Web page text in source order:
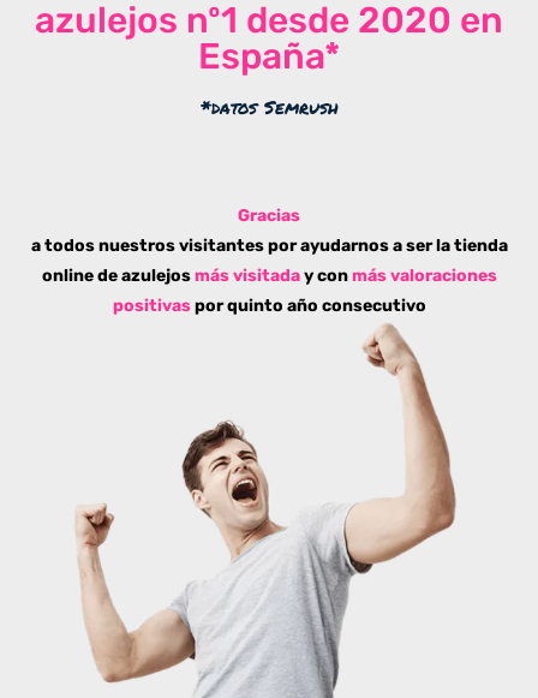
azulejos nº1 desde 2020 en
España*
*datos Semrush
Gracias
a todos nuestros visitantes por ayudarnos a ser la tienda
online de azulejos más visitaday conmás valoraciones
positivaspor quinto año consecutivo